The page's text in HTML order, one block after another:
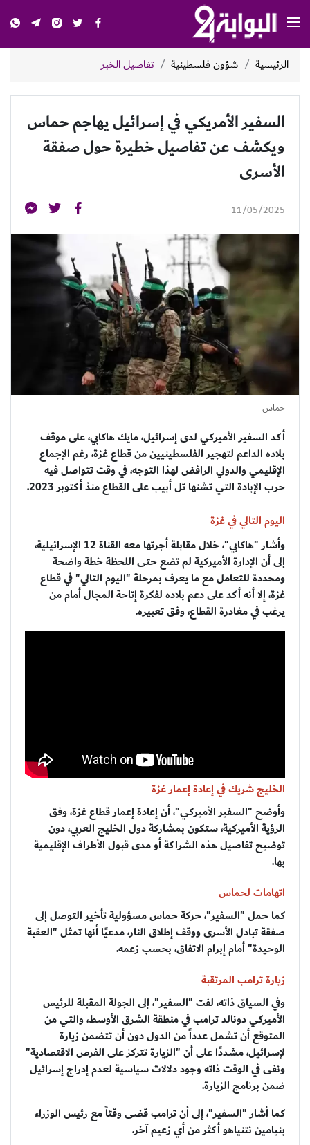
الرئيسية شؤون فلسطينية تفاصيل الخبر
السفير الأمريكي في إسرائيل يهاجم حماس
ويكشف عن تفاصيل خطيرة حول صفقة
الأسرى
11/05/2025
حماس
أكد السفير الأميركي لدى إسرائيل، مايك هاكابي، على موقف
بلاده الداعم لتهجير الفلسطينيين من قطاع غزة، رغم الإجماع
الإقليمي والدولي الرافض لهذا التوجه، في وقت تتواصل فيه
حرب الإبادة التي تشنها تل أبيب على القطاع منذ أكتوبر 2023.
اليوم التالي في غزة
وأشار "هاكابي"، خلال مقابلة أجرتها معه القناة 12 الإسرائيلية،
إلى أن الإدارة الأميركية لم تضع حتى اللحظة خطة واضحة
ومحددة للتعامل مع ما يعرف بمرحلة "اليوم التالي" في قطاع
غزة، إلا أنه أكد على دعم بلاده لفكرة إتاحة المجال أمام من
يرغب في مغادرة القطاع، وفق تعبيره.
الخليج شريك في إعادة إعمار غزة
وأوضح "السفير الأميركي"، أن إعادة إعمار قطاع غزة، وفق
الرؤية الأميركية، ستكون بمشاركة دول الخليج العربي، دون
توضيح تفاصيل هذه الشراكة أو مدى قبول الأطراف الإقليمية
بها.
اتهامات لحماس
كما حمل "السفير"، حركة حماس مسؤولية تأخير التوصل إلى
صفقة تبادل الأسرى ووقف إطلاق النار، مدعيًا أنها تمثل "العقبة
الوحيدة" أمام إبرام الاتفاق، بحسب زعمه.
زيارة ترامب المرتقبة
وفي السياق ذاته، لفت "السفير"، إلى الجولة المقبلة للرئيس
الأميركي دونالد ترامب في منطقة الشرق الأوسط، والتي من
المتوقع أن تشمل عدداً من الدول دون أن تتضمن زيارة
لإسرائيل، مشددًا على أن "الزيارة تتركز على الفرص الاقتصادية"
ونفى في الوقت ذاته وجود دلالات سياسية لعدم إدراج إسرائيل
ضمن برنامج الزيارة.
كما أشار "السفير"، إلى أن ترامب قضى وقتاً مع رئيس الوزراء
بنيامين نتنياهو أكثر من أي زعيم آخر.